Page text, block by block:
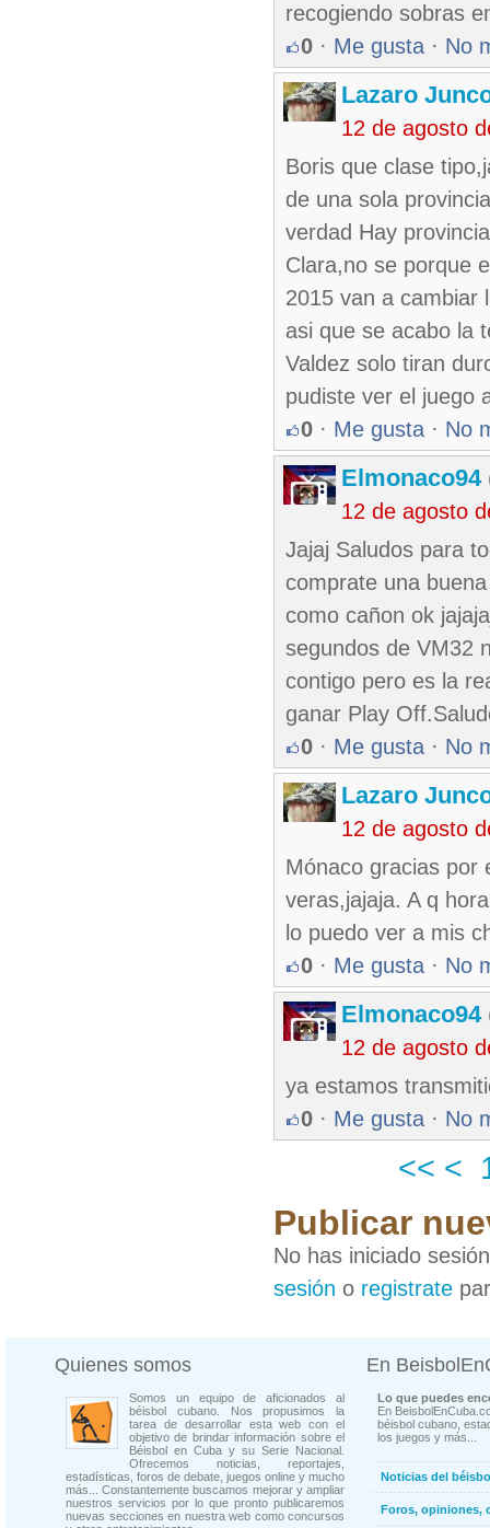
recogiendo sobras
0 · Me gusta · No
Lazaro
12 de agosto
Boris que clase
de una sola
verdad Hay
Clara,no se porque
2015 van a cambiar
asi que se acabo la
Valdez solo tiran
pudiste ver el juego
0 · Me gusta · No
Elmonaco94
12 de agosto
Jajaj Saludos para
comprate una
como cañon ok
segundos de VM32
contigo pero es la
ganar Play
0 · Me gusta · No
Lazaro
12 de agosto
Mónaco gracias por
veras,jajaja. A q
lo puedo ver a mis
0 · Me gusta · No
Elmonaco94
12 de agosto
ya estamos
0 · Me gusta · No
<< <
Publicar
No has iniciado
sesión o registrate
Quienes somos
Somos un equipo de aficionados al
béisbol cubano. Nos propusimos la
tarea de desarrollar esta web con el
objetivo de brindar información sobre el
Béisbol en Cuba y su Serie Nacional.
Ofrecemos noticias, reportajes,
estadísticas, foros de debate, juegos online y mucho
más... Constantemente buscamos mejorar y ampliar
nuestros servicios por lo que pronto publicaremos
nuevas secciones en nuestra web como concursos
En
Lo que puedes
En
béisbol cubano,
los juegos y más...
Noticias del
Foros, opiniones,